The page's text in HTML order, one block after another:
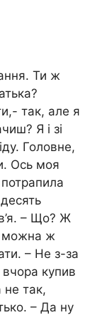
Ти ж
так, але я
Я і зі
Головне,
Ось моя
– Що? Ж
можна ж
– Не з-за
купив
не так,
– Да ну